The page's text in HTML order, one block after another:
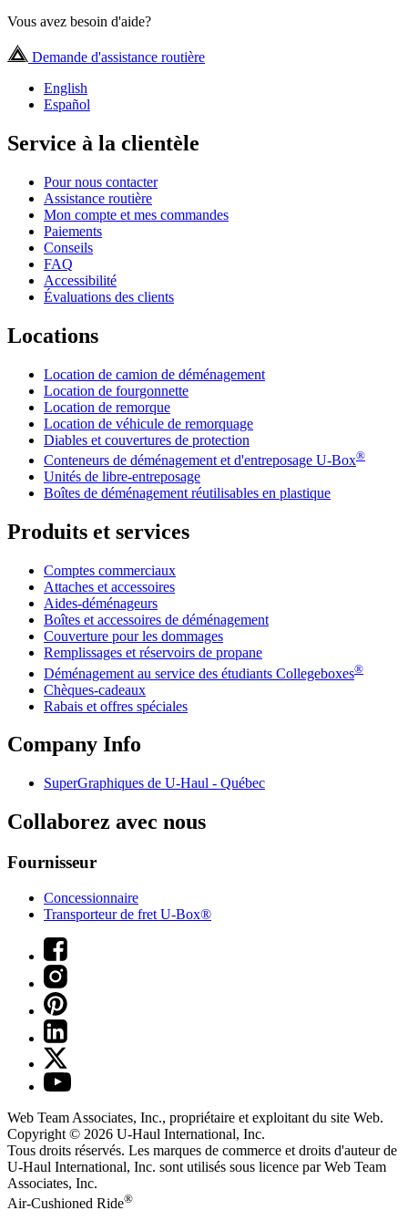
Vous avez besoin d'aide?
Demande d'assistance routière
English
Español
Service à la clientèle
Pour nous contacter
Assistance routière
Mon compte et mes commandes
Paiements
Conseils
FAQ
Accessibilité
Évaluations des clients
Locations
Location de camion de déménagement
Location de fourgonnette
Location de remorque
Location de véhicule de remorquage
Diables et couvertures de protection
Conteneurs de déménagement et d'entreposage U-Box®
Unités de libre-entreposage
Boîtes de déménagement réutilisables en plastique
Produits et services
Comptes commerciaux
Attaches et accessoires
Aides-déménageurs
Boîtes et accessoires de déménagement
Couverture pour les dommages
Remplissages et réservoirs de propane
Déménagement au service des étudiants Collegeboxes®
Chèques-cadeaux
Rabais et offres spéciales
Company Info
SuperGraphiques de U-Haul - Québec
Collaborez avec nous
Fournisseur
Concessionnaire
Transporteur de fret U-Box®
Web Team Associates, Inc., propriétaire et exploitant du site Web.
Copyright © 2026 U-Haul International, Inc.
Tous droits réservés. Les marques de commerce et droits d'auteur de
U-Haul International, Inc. sont utilisés sous licence par Web Team
Associates, Inc.
Air-Cushioned Ride®